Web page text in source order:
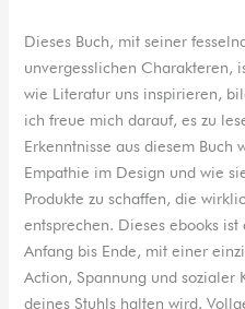
Dieses Buch, mit seiner
unvergesslichen Charakteren,
wie Literatur uns inspirieren,
ich freue mich darauf, es zu
Erkenntnisse aus diesem Buch
Empathie im Design und wie
Produkte zu schaffen, die
entsprechen. Dieses ebooks
Anfang bis Ende, mit einer
Action, Spannung und sozialer
deines Stuhls halten wird.